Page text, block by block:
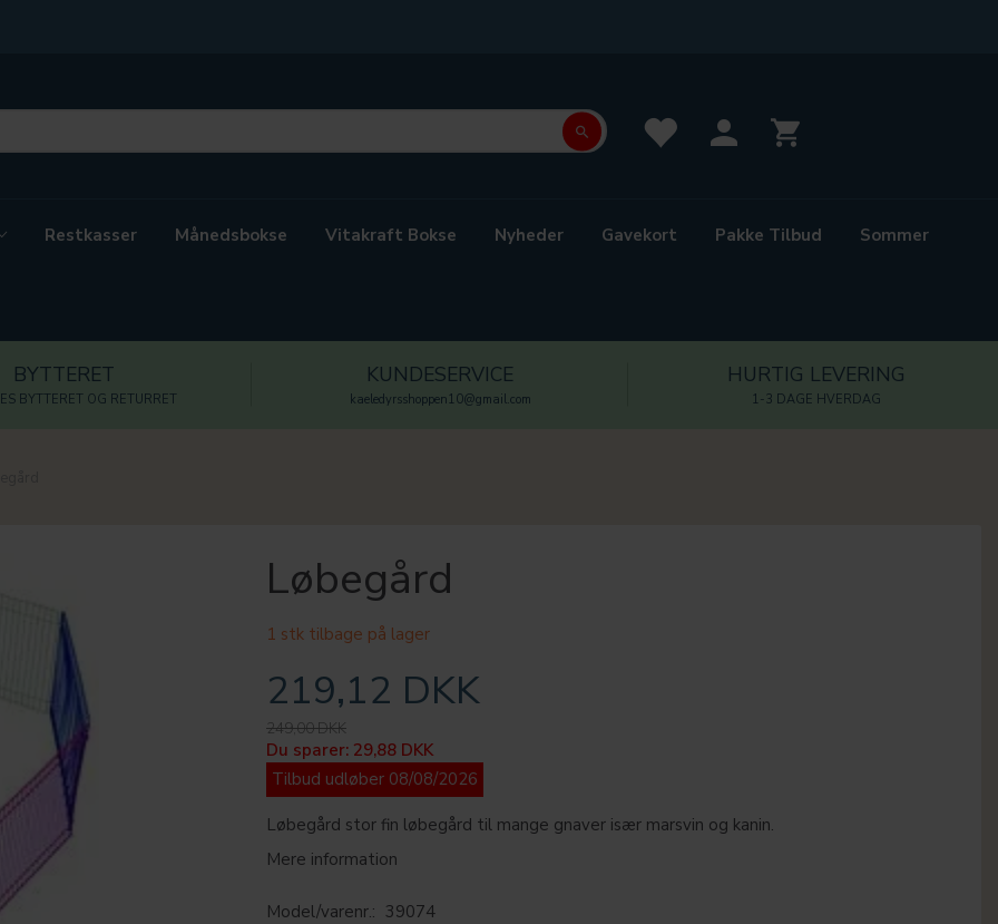
Restkasser Månedsbokse Vitakraft Bokse Nyheder Gavekort Pakke Tilbud Sommer
BYTTERET
BYTTERET OG RETURRET
KUNDESERVICE
kaeledyrsshoppen10@gmail.com
HURTIG LEVERING
1-3 DAGE HVERDAG
Løbegård
1 stk tilbage på lager
219,12 DKK
249,00 DKK
Du sparer: 29,88 DKK
Tilbud udløber 08/08/2026
Løbegård stor fin løbegård til mange gnaver især marsvin og kanin.
Mere information
Model/varenr.: 39074